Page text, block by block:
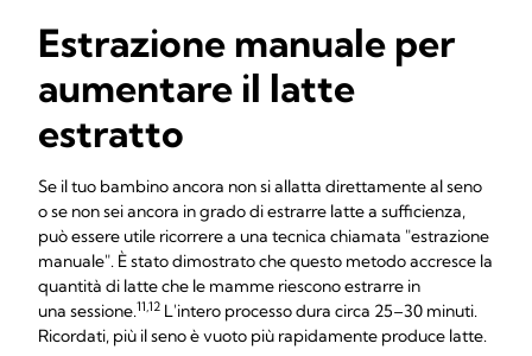
Estrazione manuale per
aumentare il latte
estratto
Se il tuo bambino ancora non si allatta direttamente al seno
o se non sei ancora in grado di estrarre latte a sufficienza,
può essere utile ricorrere a una tecnica chiamata "estrazione
manuale". È stato dimostrato che questo metodo accresce la
quantità di latte che le mamme riescono estrarre in
una sessione.11,12 L'intero processo dura circa 25–30 minuti.
Ricordati, più il seno è vuoto più rapidamente produce latte.